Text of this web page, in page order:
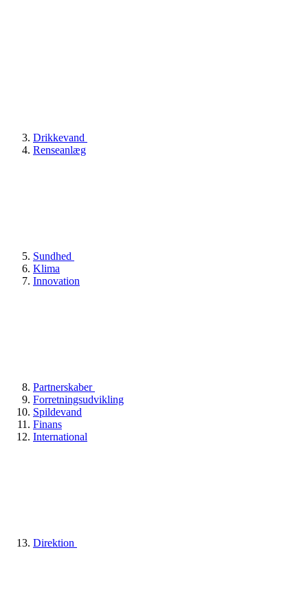
Drikkevand
Renseanlæg
Sundhed
Klima
Innovation
Partnerskaber
Forretningsudvikling
Spildevand
Finans
International
Direktion